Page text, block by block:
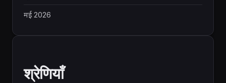
मई 2026
श्रेणियाँ